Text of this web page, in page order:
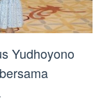
Yudhoyono